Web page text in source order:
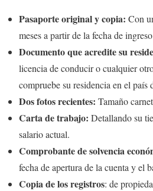
Pasaporte original y copia: Con
meses a partir de la fecha de
Documento que acredite su
licencia de conducir o cualquier
compruebe su residencia en el país
Dos fotos recientes: Tamaño
Carta de trabajo: Detallando su
salario actual.
Comprobante de solvencia
fecha de apertura de la cuenta y el
Copia de los registros: de